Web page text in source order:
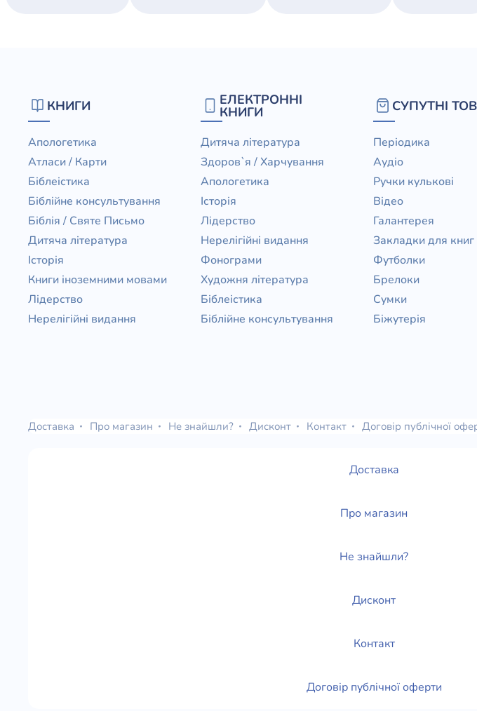
КНИГИ
Апологетика
Атласи / Карти
Біблеістика
Біблійне консультування
Біблія / Святе Письмо
Дитяча література
Історія
Книги іноземними мовами
Лідерство
Нерелігійні видання
ЕЛЕКТРОННІ
КНИГИ
Дитяча література
Здоров`я / Харчування
Апологетика
Історія
Лідерство
Нерелігійні видання
Фонограми
Художня література
Біблеістика
Біблійне консультування
СУПУТНІ
Періодика
Аудіо
Ручки кулькові
Відео
Галантерея
Закладки для книг
Футболки
Брелоки
Сумки
Біжутерія
Доставка Про магазин Не знайшли? Дисконт Контакт Договір публічної
Доставка
Про магазин
Не знайшли?
Дисконт
Контакт
Договір публічної оферти